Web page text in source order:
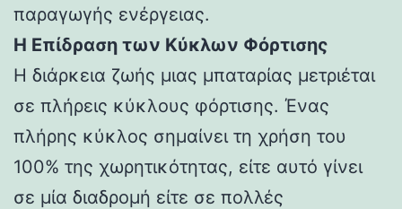
παραγωγής ενέργειας.
Η Επίδραση των Κύκλων Φόρτισης
Η διάρκεια ζωής μιας μπαταρίας μετριέται
σε πλήρεις κύκλους φόρτισης. Ένας
πλήρης κύκλος σημαίνει τη χρήση του
100% της χωρητικότητας, είτε αυτό γίνει
σε μία διαδρομή είτε σε πολλές